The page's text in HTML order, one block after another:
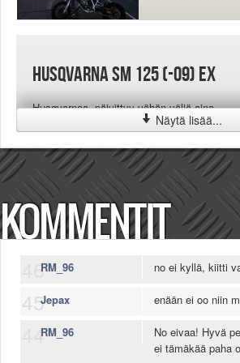
Näytä lisää...
Husqvarna SM 125 (-09) EX
Husqvarnaa, päivittyy vähän väliä aina..
KOMMENTIT
46RM_96 no ei kyllä, kiitti
45Jepax enään ei oo niin
44RM_96 No eivaa! Hyvä
ei tämäkää paha